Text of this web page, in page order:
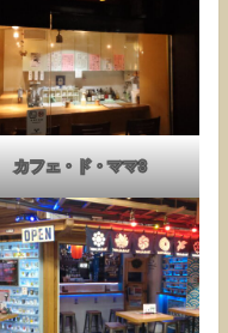
カフェ・ド・ママ3